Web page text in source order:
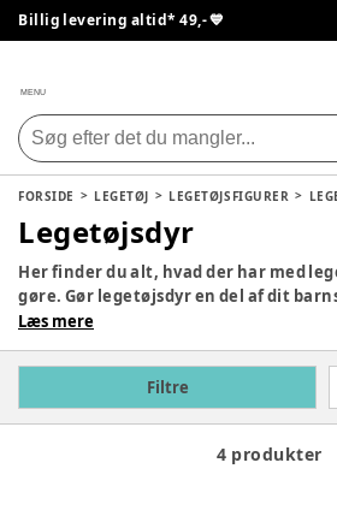
Billig levering altid* 49,- 💙
MENU
FORSIDE LEGETØJ LEGETØJSFIGURER
Legetøjsdyr
Her finder du alt, hvad der har med
gøre. Gør legetøjsdyr en del af dit
udvikling ved hjælp af forskellige
bløde legetøjsdyr og Schleich dyr
Læs mere
Filtre
4 produkter